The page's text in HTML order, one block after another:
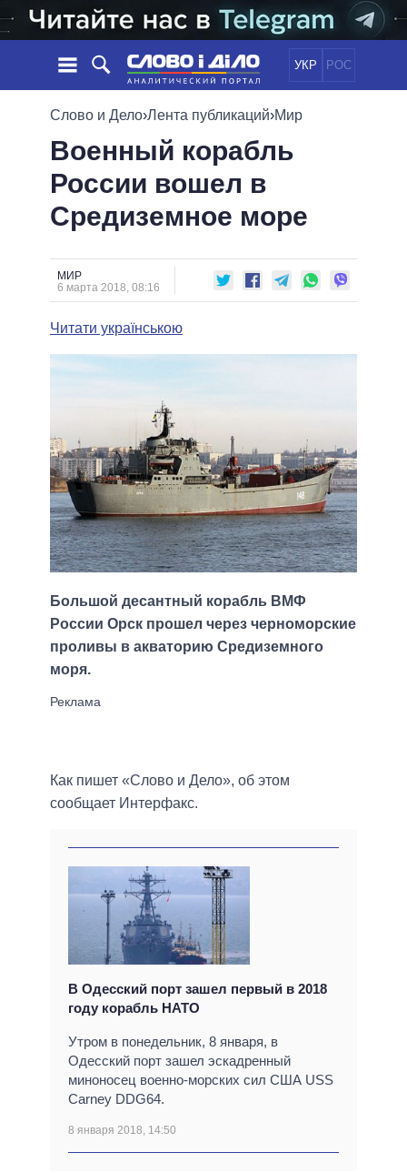
УКР РОС
НОВОСТИ
ЛЕНТА
СОБЫТИЯ
СТАТЬИ
МНЕНИЯ
ОБЗОРЫ
ДАЙДЖЕСТЫ
ПОЛИТИКА
ЭКОНОМИКА
ОБЩЕСТВО
ОБЕЩАНИЯ
ПОЛИТИКИ
ВСЕ ПОЛИТИКИ
ПРЕЗИДЕНТ И ОФИС
ВЕРХОВНАЯ РАДА
ВИДЕО
СРАВНЕНИЕ ПОЛИТИКОВ
Слово и Дело›Лента публикаций›Мир
Военный корабль
России вошел в
Средиземное море
МИР
6 марта 2018, 08:16
Читати українською
Большой десантный корабль ВМФ
России Орск прошел через черноморские
проливы в акваторию Средиземного
моря.
Как пишет «Слово и Дело», об этом
сообщает Интерфакс.
В Одесский порт зашел первый в 2018
году корабль НАТО
Утром в понедельник, 8 января, в
Одесский порт зашел эскадренный
миноносец военно-морских сил США USS
Carney DDG64.
8 января 2018, 14:50